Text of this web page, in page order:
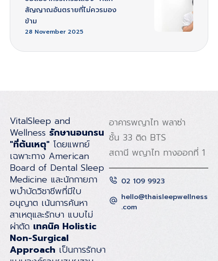
สัญญาณอันตรายที่ไม่ควรมอง
ข้าม
28 November 2025
VitalSleep and
Wellness รักษานอนกรน
"ที่ต้นเหตุ" โดยแพทย์
เฉพาะทาง American
Board of Dental Sleep
Medicine และนักกายภา
พบําบัดวิชาชีพที่มีใบ
อนุญาต เน้นการค้นหา
สาเหตุและรักษา แบบไม่
ผ่าตัด เทคนิค Holistic
Non-Surgical
Approach เป็นการรักษา
อาคารพญาไท พลาซ่า
ชั้น 33 ติด BTS
สถานี พญาไท ทางออกที่ 1
02 109 9923
hello@thaisleepwellness
.com